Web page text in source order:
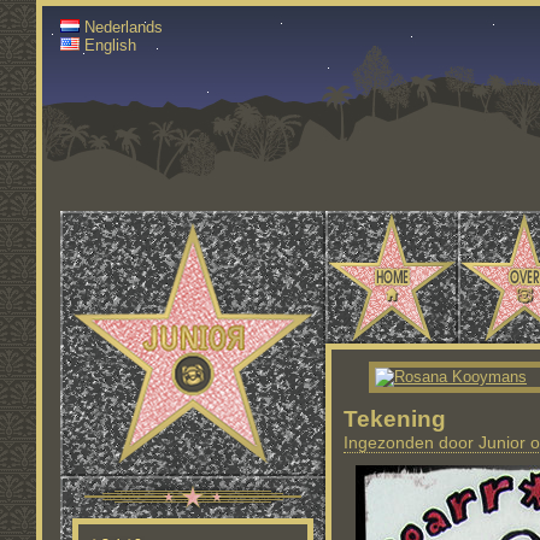
Nederlands
English
Tekening
Ingezonden door Junior